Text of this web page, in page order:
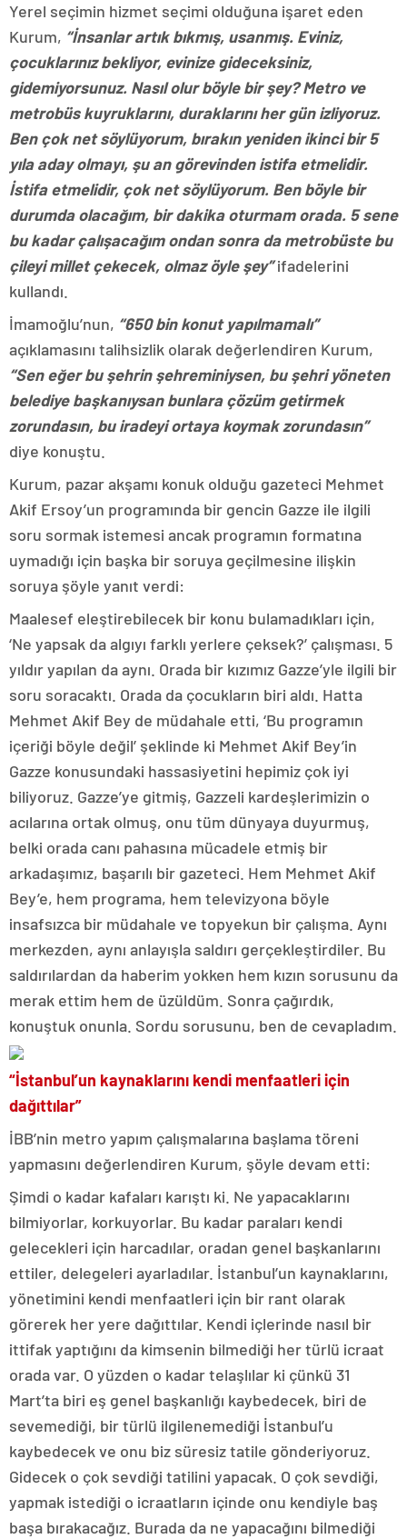
Yerel seçimin hizmet seçimi olduğuna işaret eden
Kurum, “İnsanlar artık bıkmış, usanmış. Eviniz,
çocuklarınız bekliyor, evinize gideceksiniz,
gidemiyorsunuz. Nasıl olur böyle bir şey? Metro ve
metrobüs kuyruklarını, duraklarını her gün izliyoruz.
Ben çok net söylüyorum, bırakın yeniden ikinci bir 5
yıla aday olmayı, şu an görevinden istifa etmelidir.
İstifa etmelidir, çok net söylüyorum. Ben böyle bir
durumda olacağım, bir dakika oturmam orada. 5 sene
bu kadar çalışacağım ondan sonra da metrobüste bu
çileyi millet çekecek, olmaz öyle şey”ifadelerini
kullandı.
İmamoğlu’nun, “650 bin konut yapılmamalı”
açıklamasını talihsizlik olarak değerlendiren Kurum,
“Sen eğer bu şehrin şehreminiysen, bu şehri yöneten
belediye başkanıysan bunlara çözüm getirmek
zorundasın, bu iradeyi ortaya koymak zorundasın”
diye konuştu.
Kurum, pazar akşamı konuk olduğu gazeteci Mehmet
Akif Ersoy’un programında bir gencin Gazze ile ilgili
soru sormak istemesi ancak programın formatına
uymadığı için başka bir soruya geçilmesine ilişkin
soruya şöyle yanıt verdi:
Maalesef eleştirebilecek bir konu bulamadıkları için,
‘Ne yapsak da algıyı farklı yerlere çeksek?’ çalışması. 5
yıldır yapılan da aynı. Orada bir kızımız Gazze’yle ilgili bir
soru soracaktı. Orada da çocukların biri aldı. Hatta
Mehmet Akif Bey de müdahale etti, ‘Bu programın
içeriği böyle değil’ şeklinde ki Mehmet Akif Bey’in
Gazze konusundaki hassasiyetini hepimiz çok iyi
biliyoruz. Gazze’ye gitmiş, Gazzeli kardeşlerimizin o
acılarına ortak olmuş, onu tüm dünyaya duyurmuş,
belki orada canı pahasına mücadele etmiş bir
arkadaşımız, başarılı bir gazeteci. Hem Mehmet Akif
Bey’e, hem programa, hem televizyona böyle
insafsızca bir müdahale ve topyekun bir çalışma. Aynı
merkezden, aynı anlayışla saldırı gerçekleştirdiler. Bu
saldırılardan da haberim yokken hem kızın sorusunu da
merak ettim hem de üzüldüm. Sonra çağırdık,
konuştuk onunla. Sordu sorusunu, ben de cevapladım.
“İstanbul’un kaynaklarını kendi menfaatleri için
dağıttılar”
İBB’nin metro yapım çalışmalarına başlama töreni
yapmasını değerlendiren Kurum, şöyle devam etti:
Şimdi o kadar kafaları karıştı ki. Ne yapacaklarını
bilmiyorlar, korkuyorlar. Bu kadar paraları kendi
gelecekleri için harcadılar, oradan genel başkanlarını
ettiler, delegeleri ayarladılar. İstanbul’un kaynaklarını,
yönetimini kendi menfaatleri için bir rant olarak
görerek her yere dağıttılar. Kendi içlerinde nasıl bir
ittifak yaptığını da kimsenin bilmediği her türlü icraat
orada var. O yüzden o kadar telaşlılar ki çünkü 31
Mart’ta biri eş genel başkanlığı kaybedecek, biri de
sevemediği, bir türlü ilgilenemediği İstanbul’u
kaybedecek ve onu biz süresiz tatile gönderiyoruz.
Gidecek o çok sevdiği tatilini yapacak. O çok sevdiği,
yapmak istediği o icraatların içinde onu kendiyle baş
başa bırakacağız. Burada da ne yapacağını bilmediği